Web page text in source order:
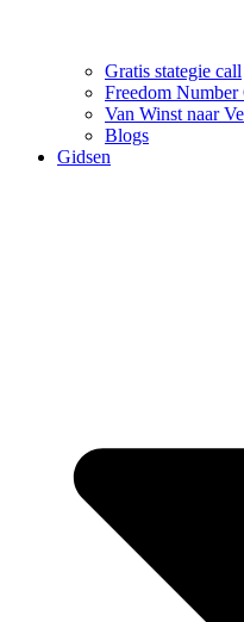
Gratis stategie call
Freedom Number
Van Winst naar
Blogs
Gidsen